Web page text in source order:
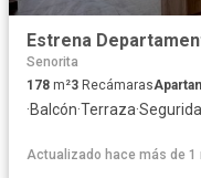
Estrena
Senorita
178 m²3 Recámaras
·Balcón·Terraza·
Actualizado hace más de 1